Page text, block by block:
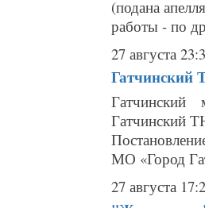
(подана
работы - по
27 августа
Гатчинский
Гатчинский
Гатчинский
МО «Город
27 августа